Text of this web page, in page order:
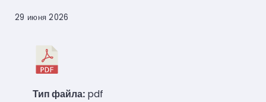
29 июня 2026
Тип файла: pdf